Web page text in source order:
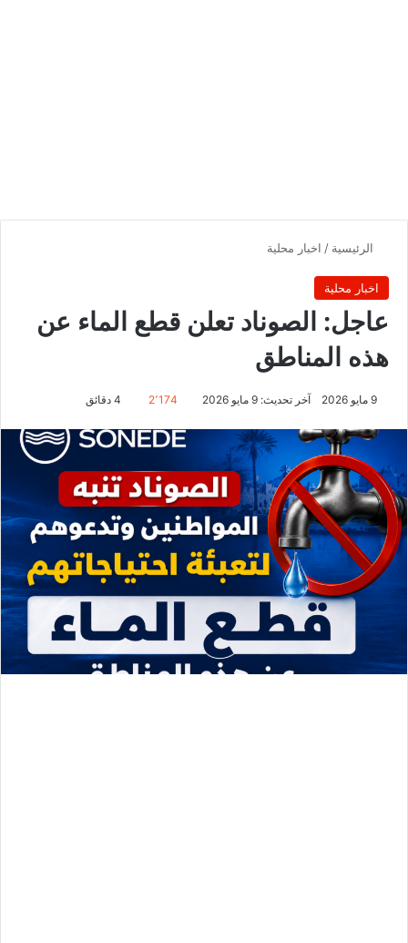
الرئيسية / اخبار محلية
اخبار محلية
عاجل: الصوناد تعلن قطع الماء عن
هذه المناطق
9 مايو 2026 آخر تحديث: 9 مايو 2026 2٬174